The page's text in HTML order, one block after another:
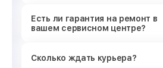
Есть ли гарантия на ремонт в
вашем сервисном центре?
Сколько ждать курьера?